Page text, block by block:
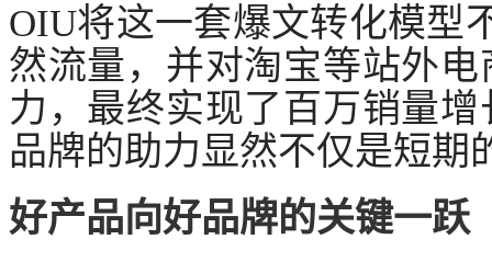
OIU将这一套爆文转化模型
然流量，并对淘宝等站外
力，最终实现了百万销量
品牌的助力显然不仅是短期
好产品向好品牌的关键一跃